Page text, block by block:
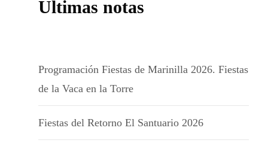
Últimas notas
Programación Fiestas de Marinilla 2026. Fiestas
de la Vaca en la Torre
Fiestas del Retorno El Santuario 2026